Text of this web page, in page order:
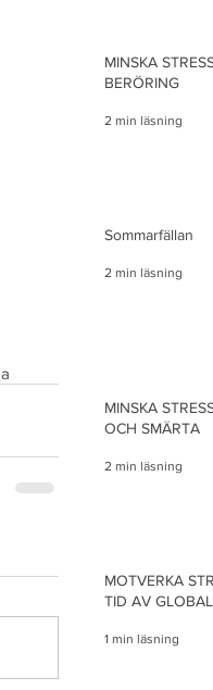
MINSKA
BERÖRING
2 min läsning
Sommarfällan
2 min läsning
MINSKA
OCH SMÄRTA
2 min läsning
MOTVERKA
TID AV
1 min läsning